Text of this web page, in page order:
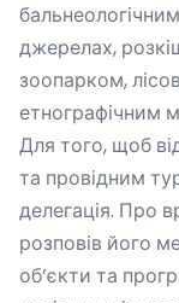
джерелах,
зоопарком,
етнографічним
Для того, щоб
та провідним
делегація. Про
розповів його
об’єкти та